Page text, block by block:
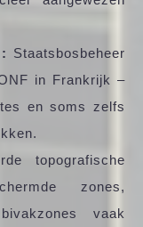
Staatsbosbeheer
in Frankrijk –
en soms zelfs
topografische
zones,
vaak